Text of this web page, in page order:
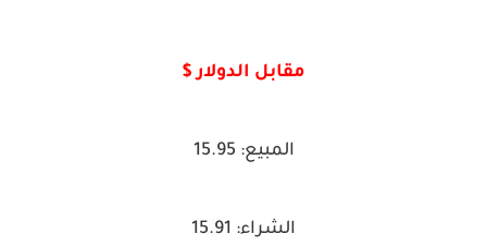
مقابل الدولار $
المبيع: 15.95
الشراء: 15.91